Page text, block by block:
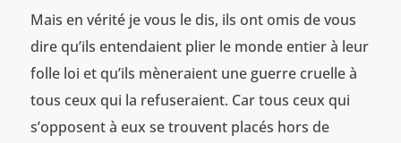
Mais en vérité je vous le dis, ils ont omis de vous
dire qu’ils entendaient plier le monde entier à leur
folle loi et qu’ils mèneraient une guerre cruelle à
tous ceux qui la refuseraient. Car tous ceux qui
s’opposent à eux se trouvent placés hors de